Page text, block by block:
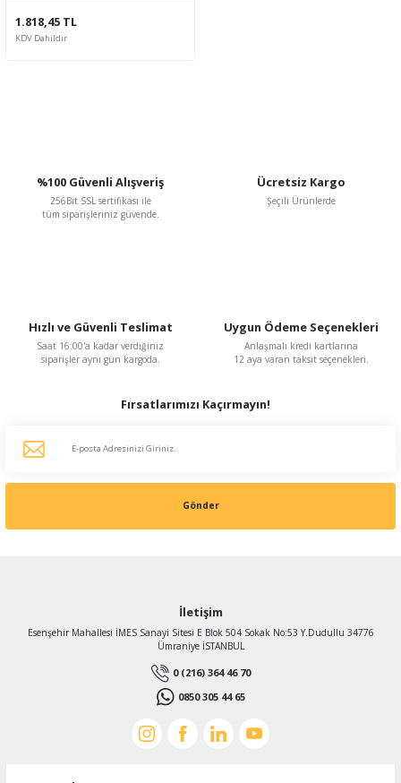
1.818,45 TL
KDV Dahildir
%100 Güvenli Alışveriş
256Bit SSL sertifikası ile
tüm siparişleriniz güvende.
Ücretsiz Kargo
Şeçili Ürünlerde
Hızlı ve Güvenli Teslimat
Saat 16:00'a kadar verdiğiniz
siparişler aynı gün kargoda.
Uygun Ödeme Seçenekleri
Anlaşmalı kredi kartlarına
12 aya varan taksit seçenekleri.
Fırsatlarımızı Kaçırmayın!
Gönder
İletişim
Esenşehir Mahallesi İMES Sanayi Sitesi E Blok 504 Sokak No:53 Y.Dudullu 34776
Ümraniye İSTANBUL
0 (216) 364 46 70
0850 305 44 65